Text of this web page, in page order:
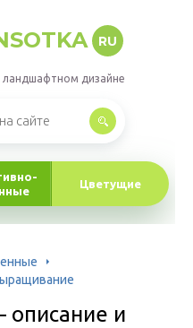
RU
ландшафтном дизайне
Цветущие
и